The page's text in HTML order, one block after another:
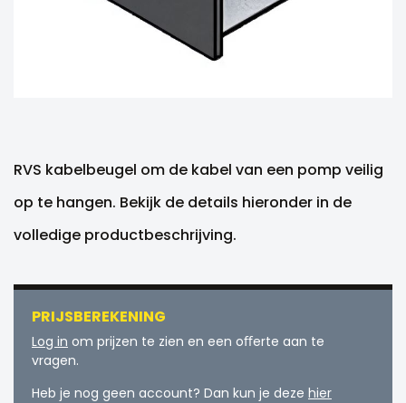
RVS kabelbeugel om de kabel van een pomp veilig
op te hangen. Bekijk de details hieronder in de
volledige productbeschrijving.
PRIJSBEREKENING
Log in om prijzen te zien en een oﬀerte aan te
vragen.
Heb je nog geen account? Dan kun je deze hier